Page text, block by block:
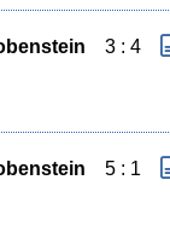
3 : 4
5 : 1